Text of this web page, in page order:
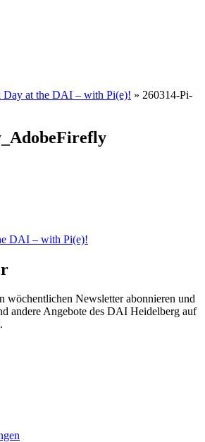
Day at the DAI – with Pi(e)! » 260314-Pi-
DAI – with Pi(e)!
wöchentlichen Newsletter abonnieren und
andere Angebote des DAI Heidelberg auf